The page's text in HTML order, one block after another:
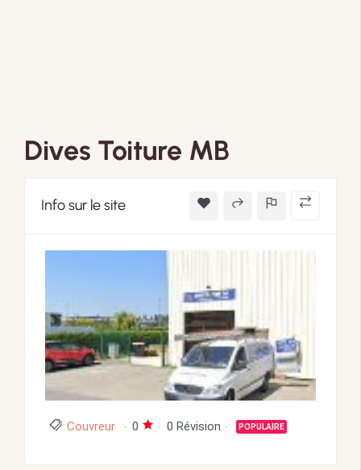
Dives Toiture MB
Info sur le site
Couvreur 0 0 Révision POPULAIRE